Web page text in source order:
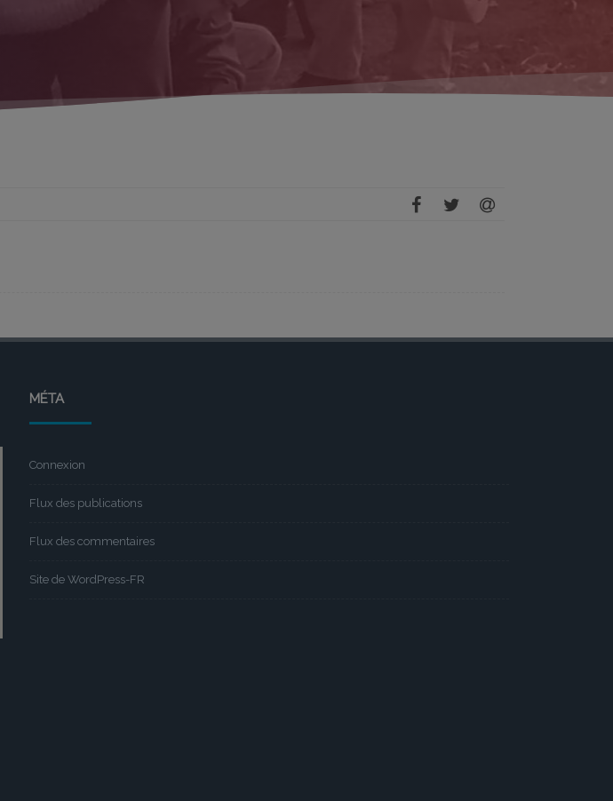
MÉTA
Connexion
Flux des publications
Flux des commentaires
Site de WordPress-FR